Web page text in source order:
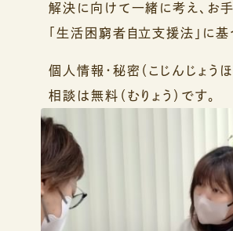
解決に向けて一緒に考え、お手
「生活困窮者自立支援法」に基
個人情報・秘密（こじんじょうほ
相談は無料（むりょう）です。